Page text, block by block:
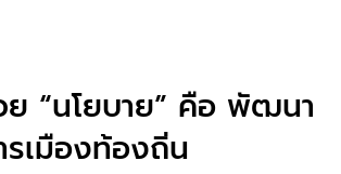
ย​ “นโยบาย” คือ พัฒนา​
รเมืองท้องถิ่น​